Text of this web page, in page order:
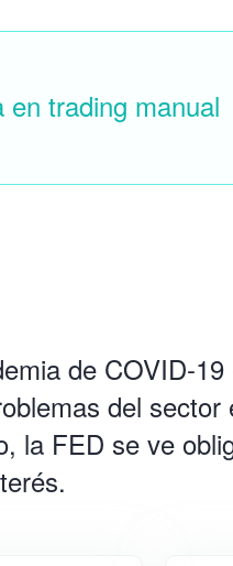
en trading manual
de COVID-
del sector
la FED se ve